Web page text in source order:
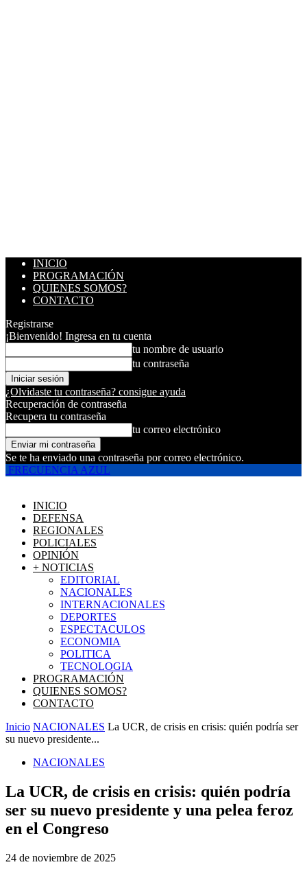
INICIO
PROGRAMACIÓN
QUIENES SOMOS?
CONTACTO
Registrarse
¡Bienvenido! Ingresa en tu cuenta
tu nombre de usuario
tu contraseña
¿Olvidaste tu contraseña? consigue ayuda
Recuperación de contraseña
Recupera tu contraseña
tu correo electrónico
Se te ha enviado una contraseña por correo electrónico.
FRECUENCIA AZUL
INICIO
DEFENSA
REGIONALES
POLICIALES
OPINIÓN
+ NOTICIAS
EDITORIAL
NACIONALES
INTERNACIONALES
DEPORTES
ESPECTACULOS
ECONOMIA
POLITICA
TECNOLOGIA
PROGRAMACIÓN
QUIENES SOMOS?
CONTACTO
Inicio NACIONALES La UCR, de crisis en crisis: quién podría ser
su nuevo presidente...
NACIONALES
La UCR, de crisis en crisis: quién podría
ser su nuevo presidente y una pelea feroz
en el Congreso
24 de noviembre de 2025